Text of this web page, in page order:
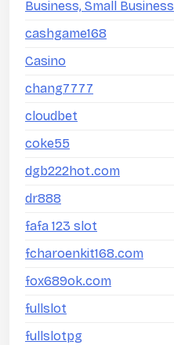
Business, Small Business
cashgame168
Casino
chang7777
cloudbet
coke55
dgb222hot.com
dr888
fafa 123 slot
fcharoenkit168.com
fox689ok.com
fullslot
fullslotpg